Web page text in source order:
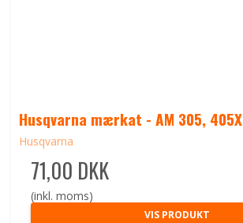
Husqvarna mærkat - AM 305, 405X
Husqvarna
71,00 DKK
(inkl. moms)
VIS PRODUKT